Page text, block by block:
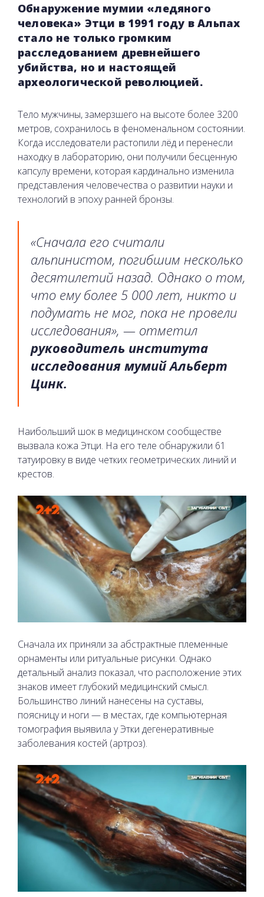
Обнаружение мумии «ледяного
человека» Этци в 1991 году в Альпах
стало не только громким
расследованием древнейшего
убийства, но и настоящей
археологической революцией.
Тело мужчины, замерзшего на высоте более 3200
метров, сохранилось в феноменальном состоянии.
Когда исследователи растопили лёд и перенесли
находку в лабораторию, они получили бесценную
капсулу времени, которая кардинально изменила
представления человечества о развитии науки и
технологий в эпоху ранней бронзы.
«Сначала его считали
альпинистом, погибшим несколько
десятилетий назад. Однако о том,
что ему более 5 000 лет, никто и
подумать не мог, пока не провели
исследования», — отметил
руководитель института
исследования мумий Альберт
Цинк.
Наибольший шок в медицинском сообществе
вызвала кожа Этци. На его теле обнаружили 61
татуировку в виде четких геометрических линий и
крестов.
Сначала их приняли за абстрактные племенные
орнаменты или ритуальные рисунки. Однако
детальный анализ показал, что расположение этих
знаков имеет глубокий медицинский смысл.
Большинство линий нанесены на суставы,
поясницу и ноги — в местах, где компьютерная
томография выявила у Этки дегенеративные
заболевания костей (артроз).